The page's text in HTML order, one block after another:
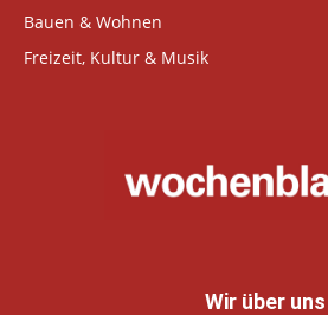
Bauen & Wohnen
Freizeit, Kultur & Musik
Wir über uns